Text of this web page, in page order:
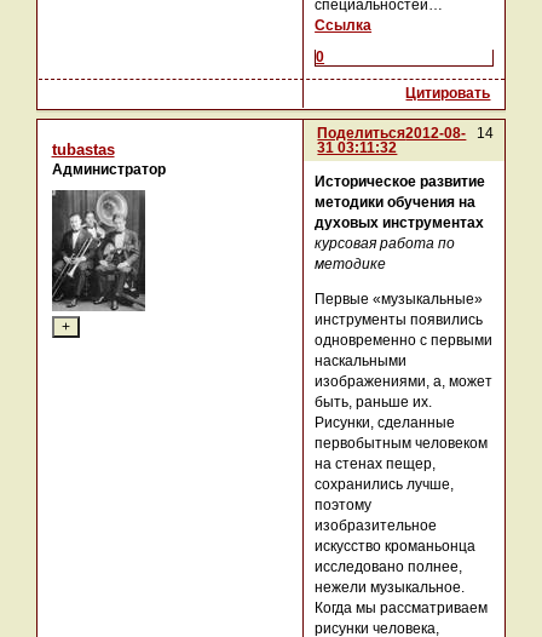
специальностей…
Ссылка
0
Цитировать
Поделиться 14
2012-08-
31 03:11:32
tubastas
Администратор
Историческое развитие
методики обучения на
духовых инструментах
курсовая работа по
методике
Первые «музыкальные»
инструменты появились
одновременно с первыми
наскальными
изображениями, а, может
быть, раньше их.
Рисунки, сделанные
первобытным человеком
на стенах пещер,
сохранились лучше,
поэтому
изобразительное
искусство кроманьонца
исследовано полнее,
нежели музыкальное.
Когда мы рассматриваем
рисунки человека,